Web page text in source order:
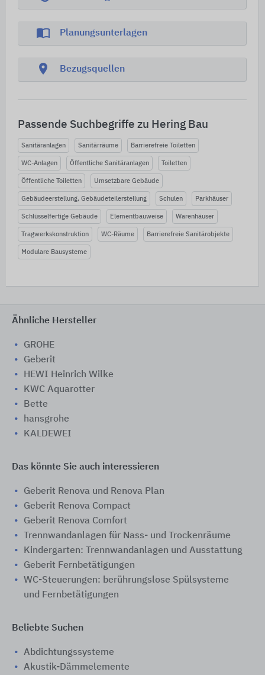
import_contacts Planungsunterlagen
location_on Bezugsquellen
Passende Suchbegriffe zu Hering Bau
Sanitäranlagen Sanitärräume Barrierefreie Toiletten
WC-Anlagen Öffentliche Sanitäranlagen Toiletten
Öffentliche Toiletten Umsetzbare Gebäude
Gebäudeerstellung, Gebäudeteilerstellung Schulen Parkhäuser
Schlüsselfertige Gebäude Elementbauweise Warenhäuser
Tragwerkskonstruktion WC-Räume Barrierefreie Sanitärobjekte
Modulare Bausysteme
Ähnliche Hersteller
GROHE
Geberit
HEWI Heinrich Wilke
KWC Aquarotter
Bette
hansgrohe
KALDEWEI
Das könnte Sie auch interessieren
Geberit Renova und Renova Plan
Geberit Renova Compact
Geberit Renova Comfort
Trennwandanlagen für Nass- und Trockenräume
Kindergarten: Trennwandanlagen und Ausstattung
Geberit Fernbetätigungen
WC-Steuerungen: ​berührungslose Spülsysteme
und Fernbetätigungen
Beliebte Suchen
Abdichtungssysteme
Akustik-Dämmelemente